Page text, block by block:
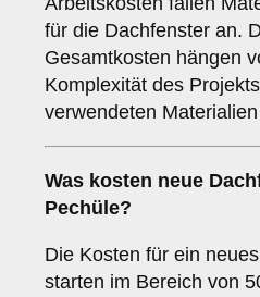
für die Dachfenster an.
Gesamtkosten hängen
Komplexität des
verwendeten
Was kosten neue
Pechüle?
Die Kosten für ein
starten im Bereich von